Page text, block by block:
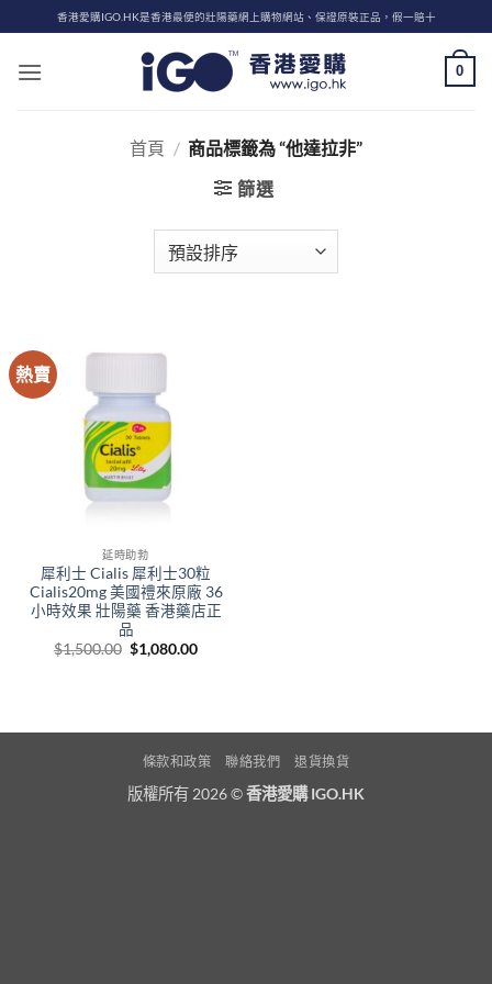
to
content
香港愛購IGO.HK是香港最便的壯陽藥網上購物網站、保證原裝正品，假一賠十
0
首頁 / 商品標籤為 “他達拉非”
篩選
熱賣
延時助勃
犀利士 Cialis 犀利士30粒
Cialis20mg 美國禮來原廠 36
小時效果 壯陽藥 香港藥店正
品
$1,500.00 Original
price
$1,080.00Current
條款和政策 聯絡我們 退貨換貨
版權所有 2026 ©香港愛購 IGO.HK